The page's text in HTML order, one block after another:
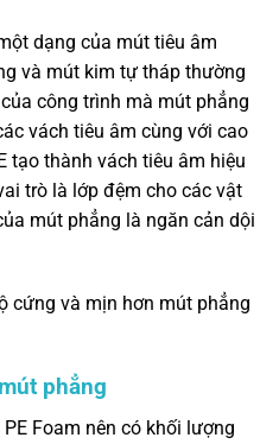
dạng của mút tiêu âm
và mút kim tự tháp thường
công trình mà mút phẳng
vách tiêu âm cùng với cao
tạo thành vách tiêu âm hiệu
trò là lớp đệm cho các vật
mút phẳng là ngăn cản dội
cứng và mịn hơn mút phẳng
phẳng
Foam nên có khối lượng